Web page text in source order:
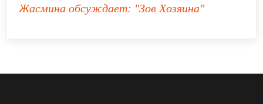
Жасмина обсуждает: "Зов Хозяина"